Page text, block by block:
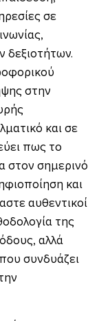
σε
δεξιοτήτων.
στην
και σε
πως το
στον σημερινό
και
αυθεντικοί
της
αλλά
συνδυάζει